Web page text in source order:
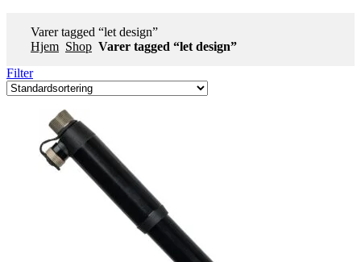
Varer tagged “let design”
Hjem Shop Varer tagged “let design”
Filter